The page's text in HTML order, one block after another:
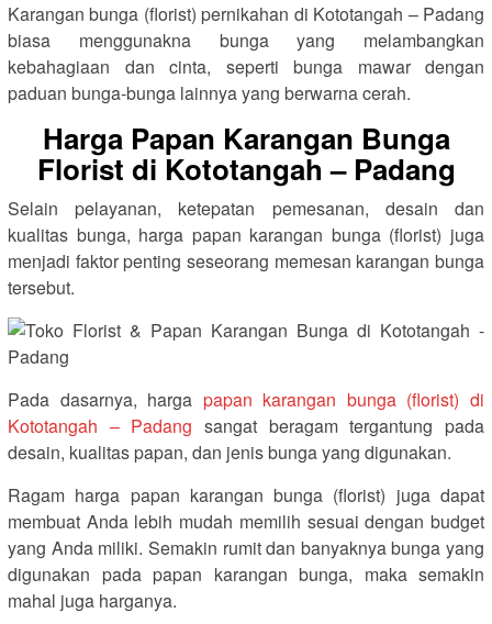
Karangan bunga (florist) pernikahan di Kototangah – Padang
biasa menggunakna bunga yang melambangkan
kebahagiaan dan cinta, seperti bunga mawar dengan
paduan bunga-bunga lainnya yang berwarna cerah.
Harga Papan Karangan Bunga
Florist di Kototangah – Padang
Selain pelayanan, ketepatan pemesanan, desain dan
kualitas bunga, harga papan karangan bunga (florist) juga
menjadi faktor penting seseorang memesan karangan bunga
tersebut.
Pada dasarnya, harga papan karangan bunga (florist) di
Kototangah – Padang sangat beragam tergantung pada
desain, kualitas papan, dan jenis bunga yang digunakan.
Ragam harga papan karangan bunga (florist) juga dapat
membuat Anda lebih mudah memilih sesuai dengan budget
yang Anda miliki. Semakin rumit dan banyaknya bunga yang
digunakan pada papan karangan bunga, maka semakin
mahal juga harganya.